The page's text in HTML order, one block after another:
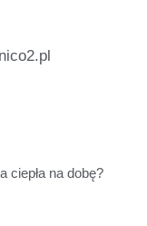
ciepła na dobę?